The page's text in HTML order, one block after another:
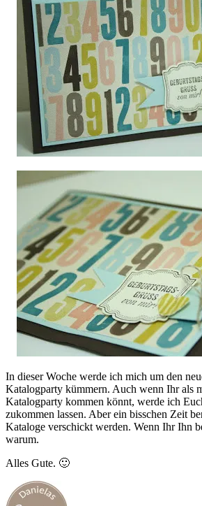
In dieser Woche werde ich mich um den
Katalogparty kümmern. Auch wenn Ihr als
Katalogparty kommen könnt, werde ich
zukommen lassen. Aber ein bisschen Zeit
Kataloge verschickt werden. Wenn Ihr Ihn
warum.
Alles Gute. 🙂